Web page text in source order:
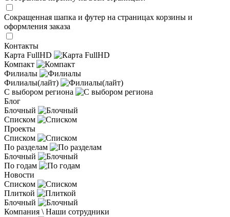
Сокращенная шапка и футер на страницах корзины и
оформления заказа
Контакты
Карта FullHD
Компакт
Филиалы
Филиалы(лайт)
С выбором региона
Блог
Блочный
Списком
Проекты
Списком
По разделам
Блочный
По годам
Новости
Списком
Плиткой
Блочный
Компания \ Наши сотрудники